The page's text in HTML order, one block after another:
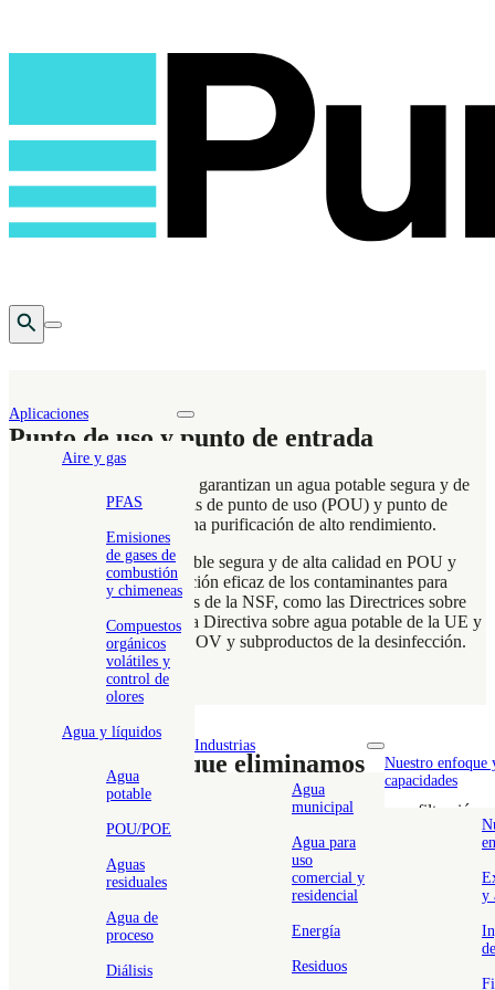
Open Search
Toggle mobile menu
Aplicaciones Toggle nav dropdown
Aire y gas
PFAS
Emisiones
de gases de
combustión
y chimeneas
Compuestos
orgánicos
volátiles y
control de
olores
Agua y líquidos
Agua
potable
POU/POE
Aguas
residuales
Agua de
proceso
Diálisis
Industrias Toggle nav
Agua
municipal
Agua para
uso
comercial y
residencial
Energía
Residuos
Nuestro enfoque
capacidades
y
Punto de uso y punto de entrada
Las soluciones de Puragen garantizan un agua potable segura y de
gran sabor para los sistemas de punto de uso (POU) y punto de
entrada (POE) mediante una purificación de alto rendimiento.
El suministro de agua potable segura y de alta calidad en POU y
POE requiere una eliminación eficaz de los contaminantes para
cumplir las estrictas normas de la NSF, como las Directrices sobre
agua potable de la OMS, la Directiva sobre agua potable de la UE y
los MCL de la EPA para COV y subproductos de la desinfección.
Contaminantes que eliminamos
Las aplicaciones POU/POE de Puragen proporcionan una filtración
avanzada para eliminar eficazmente los contaminantes nocivos,
incluidos los contaminantes persistentes y emergentes.
Productos químicos de desinfección
Eliminan el cloro, la cloramina y los residuos de tratamiento
utilizados en la depuración del agua municipal
Compuestos de sabor y olor
Elimina las impurezas que afectan al sabor y el olor del agua,